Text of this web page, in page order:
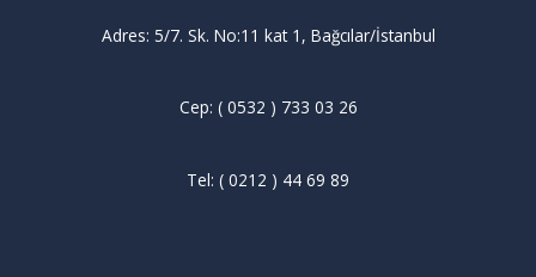
Adres: 5/7. Sk. No:11 kat 1, Bağcılar/İstanbul
Cep: ( 0532 ) 733 03 26
Tel: ( 0212 ) 44 69 89